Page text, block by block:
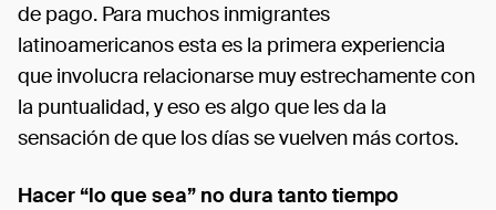
de pago. Para muchos inmigrantes
latinoamericanos esta es la primera experiencia
que involucra relacionarse muy estrechamente con
la puntualidad, y eso es algo que les da la
sensación de que los días se vuelven más cortos.
Hacer “lo que sea” no dura tanto tiempo